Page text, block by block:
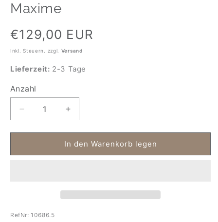
Maxime
Normaler
Preis
€129,00 EUR
Inkl. Steuern. zzgl. Versand
Lieferzeit: 2-3 Tage
Anzahl
Anzahl
Verringere
die
Menge
Tischdecke
Erhöhe
die
Menge
für
Tischdecke
In den Warenkorb legen
RefNr:10686.5